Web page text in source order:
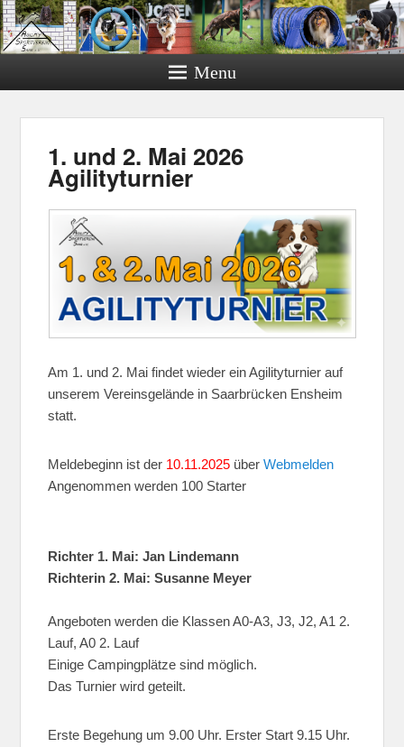
Menu
1. und 2. Mai 2026
Agilityturnier
Am 1. und 2. Mai findet wieder ein Agilityturnier auf
unserem Vereinsgelände in Saarbrücken Ensheim
statt.
Meldebeginn ist der 10.11.2025 überWebmelden
Angenommen werden 100 Starter
Richter 1. Mai: Jan Lindemann
Richterin 2. Mai: Susanne Meyer
Angeboten werden die Klassen A0-A3, J3, J2, A1 2.
Lauf, A0 2. Lauf
Einige Campingplätze sind möglich.
Das Turnier wird geteilt.
Erste Begehung um 9.00 Uhr. Erster Start 9.15 Uhr.